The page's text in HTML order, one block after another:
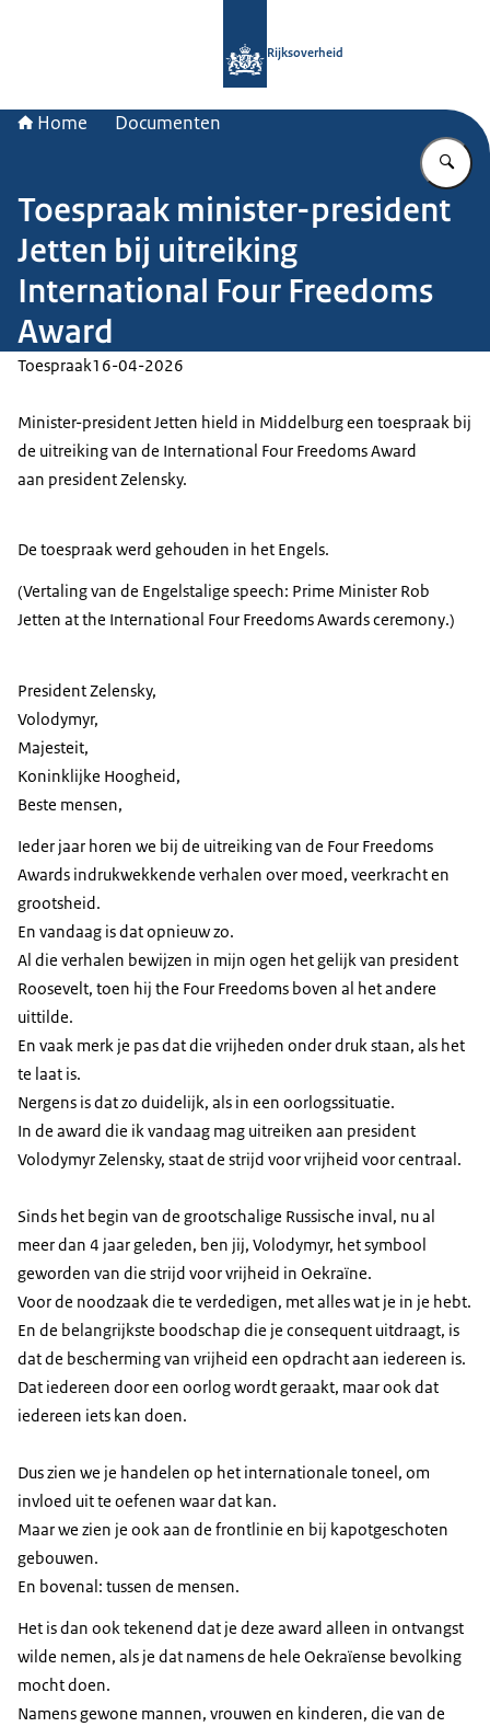
Rijksoverheid
Home Documenten
Toespraak minister-president
Jetten bij uitreiking
International Four Freedoms
Award
Toespraak16-04-2026
Minister-president Jetten hield in Middelburg een toespraak bij
de uitreiking van de International Four Freedoms Award
aan president Zelensky.
De toespraak werd gehouden in het Engels.
(Vertaling van de Engelstalige speech: Prime Minister Rob
Jetten at the International Four Freedoms Awards ceremony.)
President Zelensky,
Volodymyr,
Majesteit,
Koninklijke Hoogheid,
Beste mensen,
Ieder jaar horen we bij de uitreiking van de Four Freedoms
Awards indrukwekkende verhalen over moed, veerkracht en
grootsheid.
En vandaag is dat opnieuw zo.
Al die verhalen bewijzen in mijn ogen het gelijk van president
Roosevelt, toen hij the Four Freedoms boven al het andere
uittilde.
En vaak merk je pas dat die vrijheden onder druk staan, als het
te laat is.
Nergens is dat zo duidelijk, als in een oorlogssituatie.
In de award die ik vandaag mag uitreiken aan president
Volodymyr Zelensky, staat de strijd voor vrijheid voor centraal.
Sinds het begin van de grootschalige Russische inval, nu al
meer dan 4 jaar geleden, ben jij, Volodymyr, het symbool
geworden van die strijd voor vrijheid in Oekraïne.
Voor de noodzaak die te verdedigen, met alles wat je in je hebt.
En de belangrijkste boodschap die je consequent uitdraagt, is
dat de bescherming van vrijheid een opdracht aan iedereen is.
Dat iedereen door een oorlog wordt geraakt, maar ook dat
iedereen iets kan doen.
Dus zien we je handelen op het internationale toneel, om
invloed uit te oefenen waar dat kan.
Maar we zien je ook aan de frontlinie en bij kapotgeschoten
gebouwen.
En bovenal: tussen de mensen.
Het is dan ook tekenend dat je deze award alleen in ontvangst
wilde nemen, als je dat namens de hele Oekraïense bevolking
mocht doen.
Namens gewone mannen, vrouwen en kinderen, die van de